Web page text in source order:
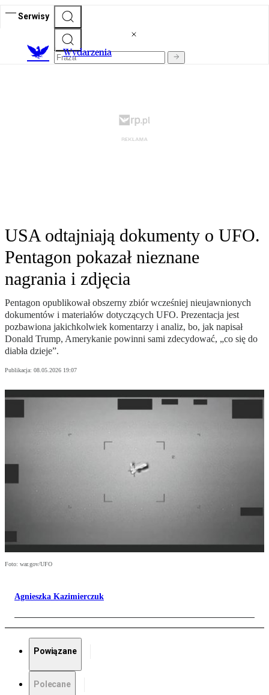
Serwisy
Wydarzenia
USA odtajniają dokumenty o UFO.
Pentagon pokazał nieznane
nagrania i zdjęcia
Pentagon opublikował obszerny zbiór wcześniej nieujawnionych
dokumentów i materiałów dotyczących UFO. Prezentacja jest
pozbawiona jakichkolwiek komentarzy i analiz, bo, jak napisał
Donald Trump, Amerykanie powinni sami zdecydować, „co się do
diabła dzieje”.
Publikacja: 08.05.2026 19:07
Foto: war.gov/UFO
Agnieszka Kazimierczuk
Powiązane
Polecane